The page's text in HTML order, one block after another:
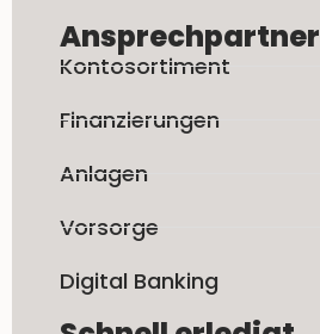
Ansprechpartner
Kontosortiment
Finanzierungen
Anlagen
Vorsorge
Digital Banking